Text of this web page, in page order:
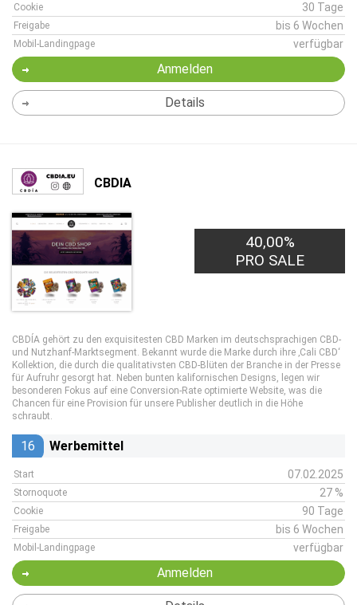
Cookie 30 Tage
Freigabe bis 6 Wochen
Mobil-Landingpage verfügbar
Anmelden
Details
CBDIA
40,00%
PRO SALE
CBDÍA gehört zu den exquisitesten CBD Marken im deutschsprachigen CBD-
und Nutzhanf-Marktsegment. Bekannt wurde die Marke durch ihre ‚Cali CBD‘
Kollektion, die durch die qualitativsten CBD-Blüten der Branche in der Presse
für Aufruhr gesorgt hat. Neben bunten kalifornischen Designs, legen wir
besonderen Fokus auf eine Conversion-Rate optimierte Website, was die
Chancen für eine Provision für unsere Publisher deutlich in die Höhe
schraubt.
16 Werbemittel
Start 07.02.2025
Stornoquote 27 %
Cookie 90 Tage
Freigabe bis 6 Wochen
Mobil-Landingpage verfügbar
Anmelden